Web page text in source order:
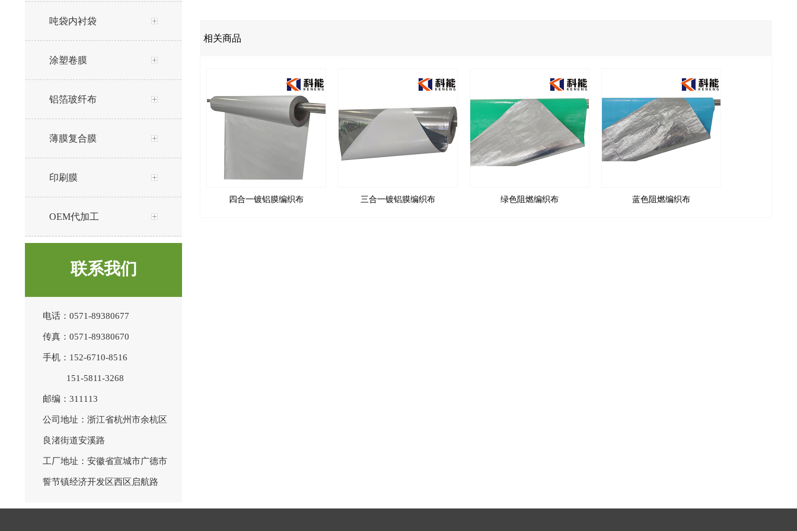
吨袋内衬袋
涂塑卷膜
铝箔玻纤布
薄膜复合膜
印刷膜
OEM代加工
联系我们
电话：0571-89380677
传真：0571-89380670
手机：152-6710-8516
151-5811-3268
邮编：311113
公司地址：浙江省杭州市余杭区
良渚街道安溪路
工厂地址：安徽省宣城市广德市
誓节镇经济开发区西区启航路
相关商品
四合一镀铝膜编织布 三合一镀铝膜编织布 绿色阻燃编织布 蓝色阻燃编织布